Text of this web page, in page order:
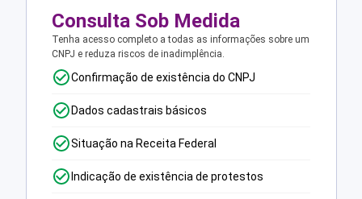
Consulta Sob Medida
Tenha acesso completo a todas as informações sobre um
CNPJ e reduza riscos de inadimplência.
Confirmação de existência do CNPJ
Dados cadastrais básicos
Situação na Receita Federal
Indicação de existência de protestos